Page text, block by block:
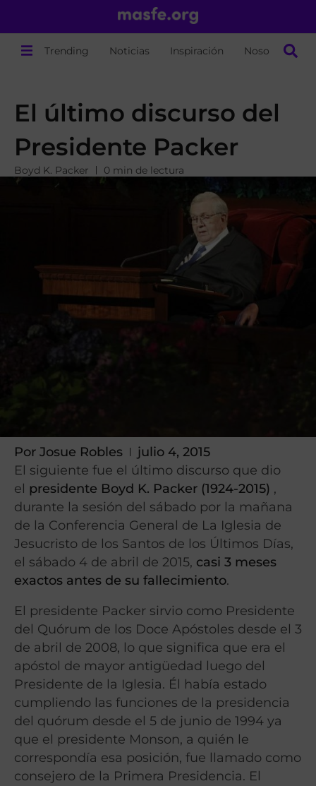
Trending Noticias Inspiración Nosotros
El último discurso del
Presidente Packer
Boyd K. Packer 0 min de lectura
Por Josue Robles
julio 4, 2015
El siguiente fue el último discurso que dio
el presidente Boyd K. Packer (1924-2015) ,
durante la sesión del sábado por la mañana
de la Conferencia General de La Iglesia de
Jesucristo de los Santos de los Últimos Días,
el sábado 4 de abril de 2015, casi 3 meses
exactos antes de su fallecimiento.
El presidente Packer sirvio como Presidente
del Quórum de los Doce Apóstoles desde el 3
de abril de 2008, lo que significa que era el
apóstol de mayor antigüedad luego del
Presidente de la Iglesia. Él había estado
cumpliendo las funciones de la presidencia
del quórum desde el 5 de junio de 1994 ya
que el presidente Monson, a quién le
correspondía esa posición, fue llamado como
consejero de la Primera Presidencia. El